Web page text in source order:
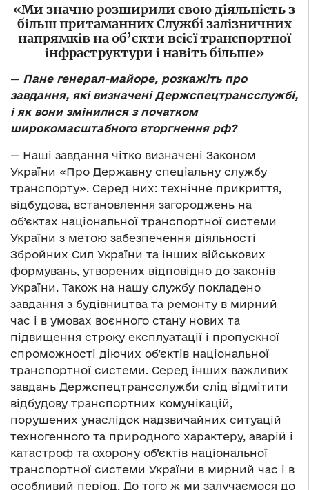
«Ми значно розширили свою діяльність з
більш притаманних Службі залізничних
напрямків на об’єкти всієї транспортної
інфраструктури і навіть більше»
— Пане генерал-майоре, розкажіть про
завдання, які визначені Держспецтрансслужбі,
і як вони змінилися з початком
широкомасштабного вторгнення рф?
— Наші завдання чітко визначені Законом
України «Про Державну спеціальну службу
транспорту». Серед них: технічне прикриття,
відбудова, встановлення загороджень на
об’єктах національної транспортної системи
України з метою забезпечення діяльності
Збройних Сил України та інших військових
формувань, утворених відповідно до законів
України. Також на нашу службу покладено
завдання з будівництва та ремонту в мирний
час і в умовах воєнного стану нових та
підвищення строку експлуатації і пропускної
спроможності діючих об’єктів національної
транспортної системи. Серед інших важливих
завдань Держспецтрансслужби слід відмітити
відбудову транспортних комунікацій,
порушених унаслідок надзвичайних ситуацій
техногенного та природного характеру, аварій і
катастроф та охорону об’єктів національної
транспортної системи України в мирний час і в
особливий період. До того ж ми залучаємося до